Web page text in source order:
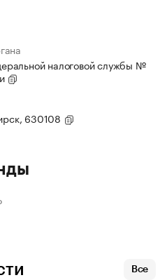
налоговой службы №
630108
Все